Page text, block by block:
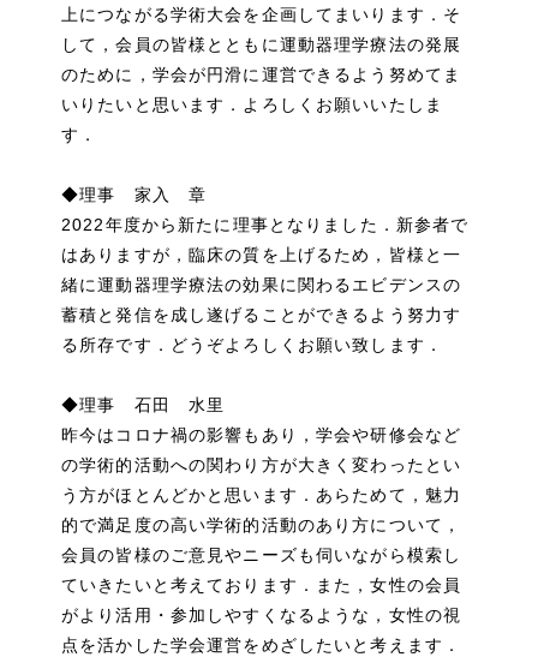
上につながる学術大会を企画してまいります．そ
して，会員の皆様とともに運動器理学療法の発展
のために，学会が円滑に運営できるよう努めてま
いりたいと思います．よろしくお願いいたしま
す．
◆理事 家入 章
2022年度から新たに理事となりました．新参者で
はありますが，臨床の質を上げるため，皆様と一
緒に運動器理学療法の効果に関わるエビデンスの
蓄積と発信を成し遂げることができるよう努力す
る所存です．どうぞよろしくお願い致します．
◆理事 石田 水里
昨今はコロナ禍の影響もあり，学会や研修会など
の学術的活動への関わり方が大きく変わったとい
う方がほとんどかと思います．あらためて，魅力
的で満足度の高い学術的活動のあり方について，
会員の皆様のご意見やニーズも伺いながら模索し
ていきたいと考えております．また，女性の会員
がより活用・参加しやすくなるような，女性の視
点を活かした学会運営をめざしたいと考えます．